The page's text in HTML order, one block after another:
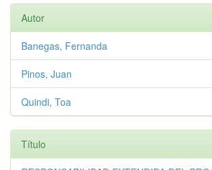
Autor
Banegas, Fernanda
Pinos, Juan
Quindi, Toa
Título